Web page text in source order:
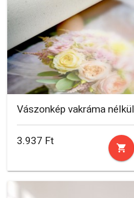
Vászonkép vakráma nélkül
3.937 Ft
shopping_cart